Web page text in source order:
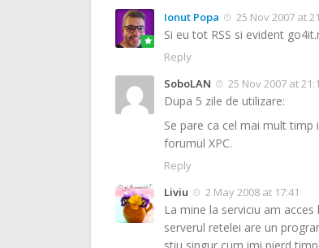
Ionut Popa
25 Nov 2007 at
Si eu tot RSS si evident
Reply
SoboLAN
25 Nov 2007 at
Dupa 5 zile de utilizare:
Se pare ca cel mai mult timp
forumul XPC.
Reply
Liviu
2 May 2008 at 17:41
La mine la serviciu am
serverul retelei are un